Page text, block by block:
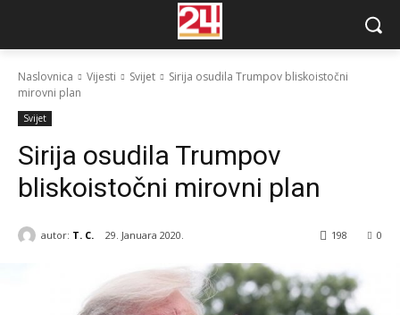
Naslovnica Vijesti Svijet
Sirija osudila Trumpov bliskoistočni
mirovni plan
Svijet
Sirija osudila Trumpov
bliskoistočni mirovni plan
autor: T. C. 29. Januara 2020. 0
198